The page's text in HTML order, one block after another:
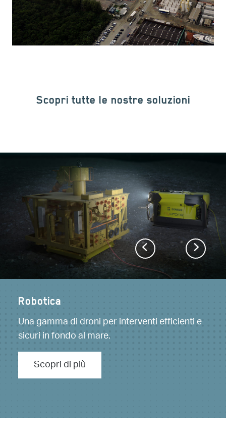
Scopri tutte le nostre soluzioni
Drilling offshore
Offshore, senza limiti.
Scopri di più
Previous Next